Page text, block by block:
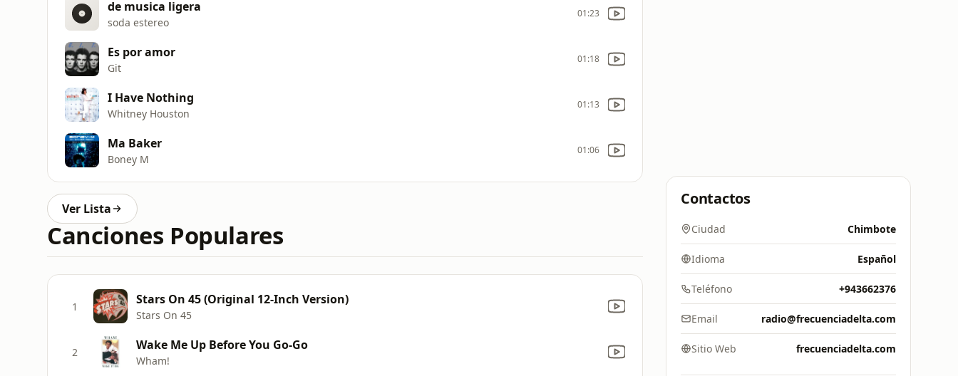
de musica ligera
soda estereo
01:23
Es por amor
Git
01:18
I Have Nothing
Whitney Houston
01:13
Ma Baker
Boney M
01:06
Ver Lista
Canciones Populares
1 Stars On 45 (Original 12-Inch Version)
Stars On 45
2 Wake Me Up Before You Go-Go
Wham!
Contactos
Ciudad Chimbote
Idioma Español
Teléfono +943662376
Email radio@frecuenciadelta.com
Sitio Web frecuenciadelta.com